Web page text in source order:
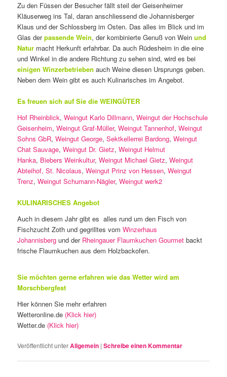
Zu den Füssen der Besucher fällt steil der Geisenheimer
Kläuserweg ins Tal, daran anschliessend die Johannisberger
Klaus und der Schlossberg im Osten. Das alles im Blick und im
Glas derpassende Wein, der kombinierte Genuß von Weinund
Natur macht Herkunft erfahrbar. Da auch Rüdesheim in die eine
und Winkel in die andere Richtung zu sehen sind, wird es bei
einigen Winzerbetrieben auch Weine diesen Ursprungs geben.
Neben dem Wein gibt es auch Kulinarisches im Angebot.
Es freuen sich auf Sie die WEINGÜTER
Hof Rheinblick,Weingut Karlo Dillmann,Weingut der Hochschule
Geisenheim,Weingut Graf-Müller,Weingut Tannenhof,Weingut
Sohns GbR,Weingut George,Sektkellerrei Bardong,Weingut
Chat Sauvage,Weingut Dr. Gietz,Weingut Helmut
Hanka, Biebers Weinkultur,Weingut Michael Gietz,Weingut
Abteihof, St. Nicolaus,Weingut Prinz von Hessen,Weingut
Trenz,Weingut Schumann-Nägler, Weingut werk2
KULINARISCHES Angebot
Auch in diesem Jahr gibt es alles rund um den Fisch von
Fischzucht Zoth und gegrilltes vomWinzerhaus
Johannisberg und der Rheingauer Flaumkuchen Gourmet backt
frische Flaumkuchen aus dem Holzbackofen.
Sie möchten gerne erfahren wie das Wetter wird am
Morschbergfest
Hier können Sie mehr erfahren
Wetteronline.de (Klick hier)
Wetter.de (Klick hier)
Veröffentlicht unterAllgemein |Schreibe einen Kommentar